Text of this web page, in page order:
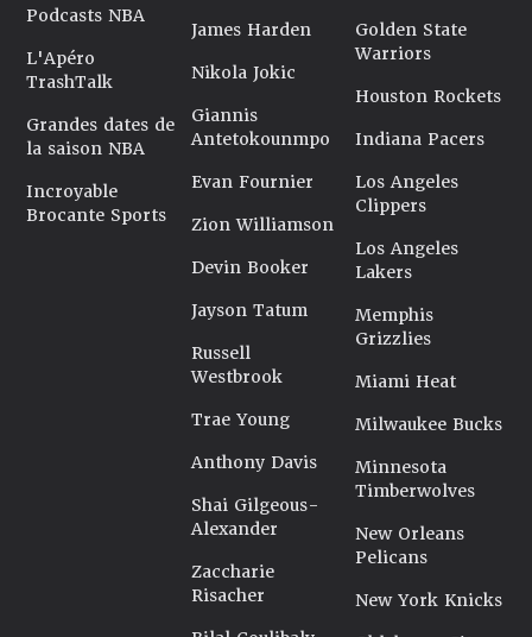
Podcasts NBA
L'Apéro
TrashTalk
Grandes dates de
la saison NBA
Incroyable
Brocante Sports
James Harden
Nikola Jokic
Giannis
Antetokounmpo
Evan Fournier
Zion Williamson
Devin Booker
Jayson Tatum
Russell
Westbrook
Trae Young
Anthony Davis
Shai Gilgeous-
Alexander
Zaccharie
Risacher
Golden State
Warriors
Houston Rockets
Indiana Pacers
Los Angeles
Clippers
Los Angeles
Lakers
Memphis
Grizzlies
Miami Heat
Milwaukee Bucks
Minnesota
Timberwolves
New Orleans
Pelicans
New York Knicks